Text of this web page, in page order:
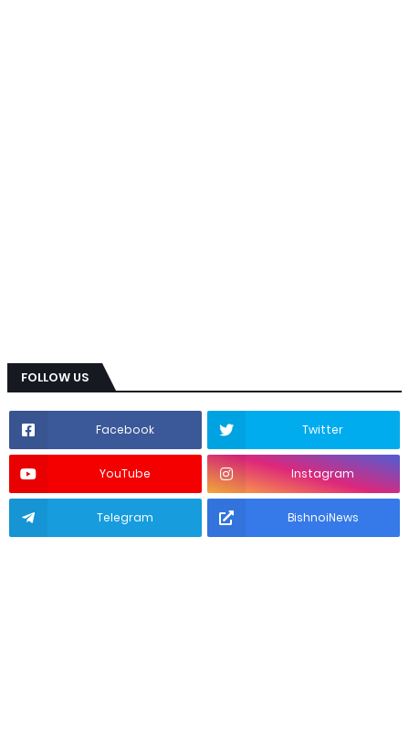
FOLLOW US
Facebook Twitter
YouTube Instagram
Telegram BishnoiNews